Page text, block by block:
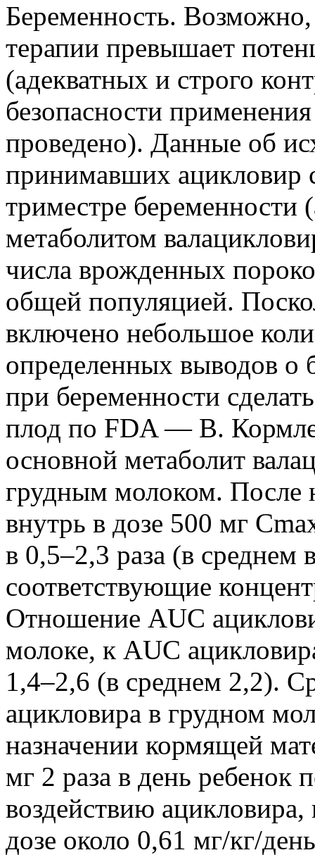
Беременность.
терапии превышает
(адекватных и строго
безопасности
проведено). Данные об
принимавших ацикловир
триместре беременности
метаболитом
числа врожденных
общей популяцией.
включено небольшое
определенных выводов о
при беременности
плод по FDA — B.
основной метаболит
грудным молоком. После
внутрь в дозе 500 мг
в 0,5–2,3 раза (в среднем
соответствующие
Отношение AUC
молоке, к AUC
1,4–2,6 (в среднем 2,2).
ацикловира в грудном
назначении кормящей
мг 2 раза в день ребенок
воздействию
дозе около 0,61 мг/кг/